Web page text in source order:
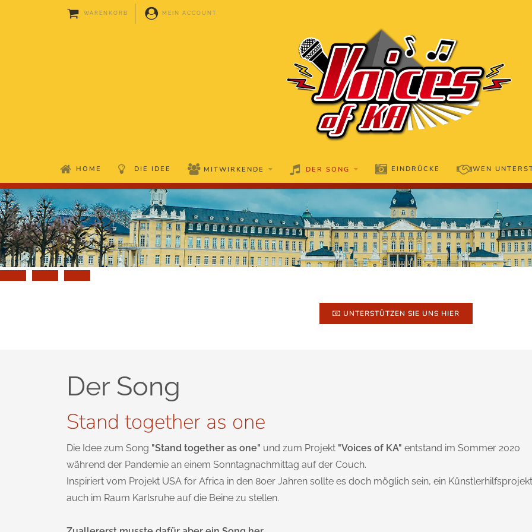
WARENKORB MEIN ACCOUNT
HOME DIE IDEE MITWIRKENDE DER SONG EINDRÜCKE WEN
UNTERSTÜTZEN SIE UNS HIER
Der Song
Stand together as one
Die Idee zum Song "Stand together as one" und zum Projekt "Voices of KA" entstand im Sommer 2020
während der Pandemie an einem Sonntagnachmittag auf der Couch.
Inspiriert vom Projekt USA for Africa in den 80er Jahren sollte es doch möglich sein, ein Künstlerhilfsprojekt
auch im Raum Karlsruhe auf die Beine zu stellen.